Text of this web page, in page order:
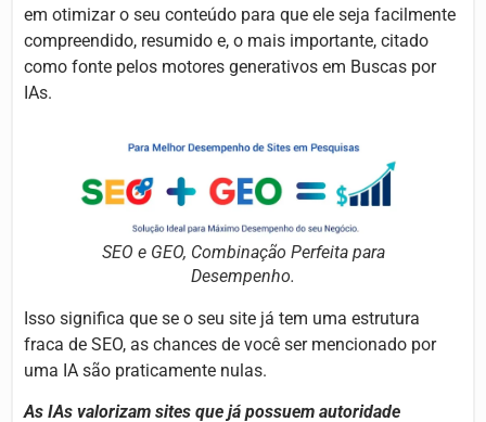
em otimizar o seu conteúdo para que ele seja facilmente
compreendido, resumido e, o mais importante, citado
como fonte pelos motores generativos em Buscas por
IAs.
SEO e GEO, Combinação Perfeita para
Desempenho.
Isso significa que se o seu site já tem uma estrutura
fraca de SEO, as chances de você ser mencionado por
uma IA são praticamente nulas.
As IAs valorizam sites que já possuem autoridade